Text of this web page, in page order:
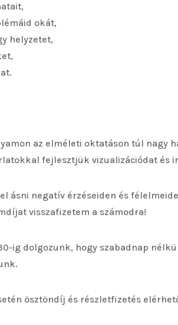
okát,
helyzetet,
az elméleti oktatáson túl nagy
fejlesztjük vizualizációdat és
ásni negatív érzéseiden és
visszafizetem a számodra!
ig dolgozunk, hogy szabadnap
ösztöndíj és részletfizetés